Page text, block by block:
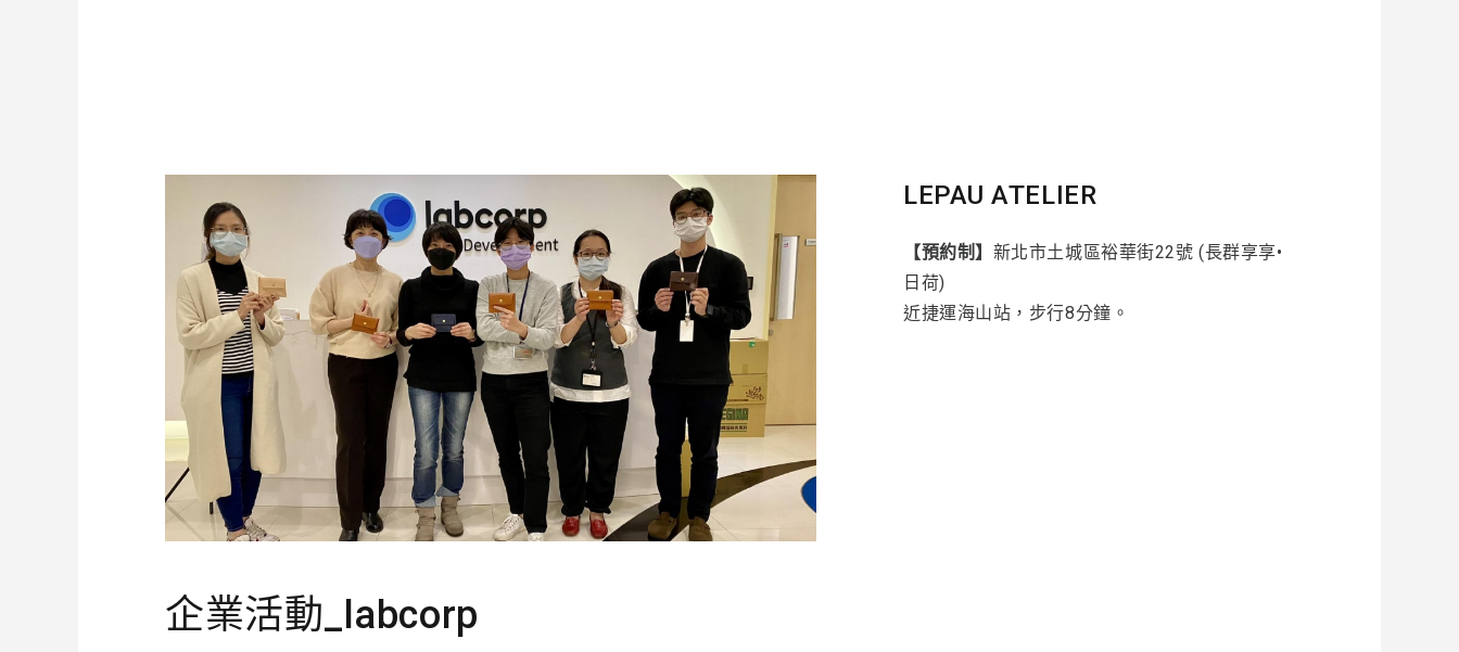
企業活動_labcorp
LEPAU ATELIER
【預約制】 新北市土城區裕華街22號 (長群享享•
日荷)
近捷運海山站，步行8分鐘。